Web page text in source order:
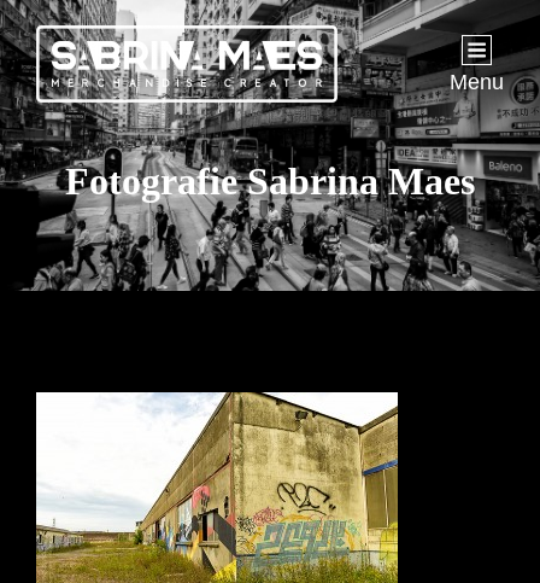
Menu
Fotografie Sabrina Maes